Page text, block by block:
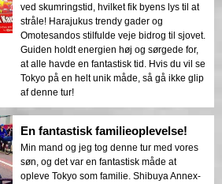
ved skumringstid, hvilket fik byens lys til at
stråle! Harajukus trendy gader og
Omotesandos stilfulde veje bidrog til sjovet.
Guiden holdt energien høj og sørgede for,
at alle havde en fantastisk tid. Hvis du vil se
Tokyo på en helt unik måde, så gå ikke glip
af denne tur!
En fantastisk familieoplevelse!
Min mand og jeg tog denne tur med vores
søn, og det var en fantastisk måde at
opleve Tokyo som familie. Shibuya Annex-